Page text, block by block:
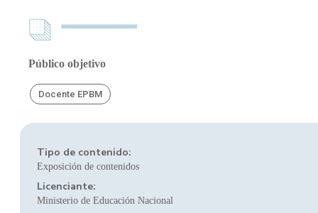
Público objetivo
Docente EPBM
Tipo de contenido:
Exposición de contenidos
Licenciante:
Ministerio de Educación Nacional